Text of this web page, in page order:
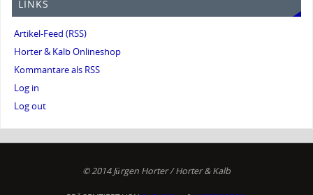
LINKS
Artikel-Feed (RSS)
Horter & Kalb Onlineshop
Kommantare als RSS
Log in
Log out
© 2014 Jürgen Horter / Horter & Kalb